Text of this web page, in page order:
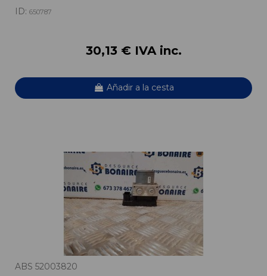
ID: 650787
30,13 € IVA inc.
Añadir a la cesta
ABS 52003820